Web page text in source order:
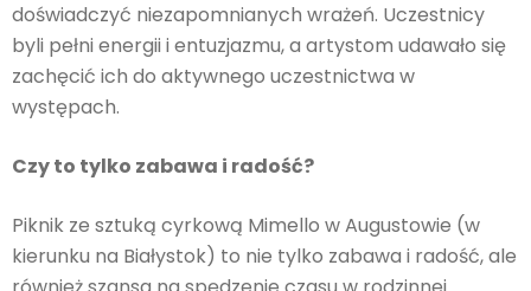
doświadczyć niezapomnianych wrażeń. Uczestnicy
byli pełni energii i entuzjazmu, a artystom udawało się
zachęcić ich do aktywnego uczestnictwa w
występach.
Czy to tylko zabawa i radość?
Piknik ze sztuką cyrkową Mimello w Augustowie (w
kierunku na Białystok) to nie tylko zabawa i radość, ale